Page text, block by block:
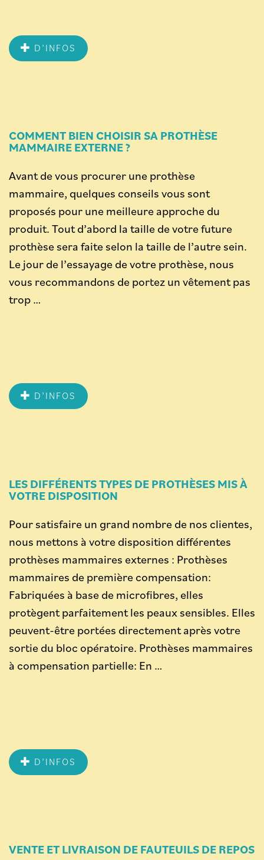
D’INFOS
COMMENT BIEN CHOISIR SA PROTHÈSE
MAMMAIRE EXTERNE ?
Avant de vous procurer une prothèse
mammaire, quelques conseils vous sont
proposés pour une meilleure approche du
produit. Tout d’abord la taille de votre future
prothèse sera faite selon la taille de l’autre sein.
Le jour de l’essayage de votre prothèse, nous
vous recommandons de portez un vêtement pas
trop …
D’INFOS
LES DIFFÉRENTS TYPES DE PROTHÈSES MIS À
VOTRE DISPOSITION
Pour satisfaire un grand nombre de nos clientes,
nous mettons à votre disposition différentes
prothèses mammaires externes : Prothèses
mammaires de première compensation:
Fabriquées à base de microfibres, elles
protègent parfaitement les peaux sensibles. Elles
peuvent-être portées directement après votre
sortie du bloc opératoire. Prothèses mammaires
à compensation partielle: En …
D’INFOS
VENTE ET LIVRAISON DE FAUTEUILS DE REPOS